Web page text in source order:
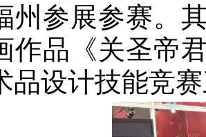
州参展参赛。
作品《关圣帝
品设计技能竞